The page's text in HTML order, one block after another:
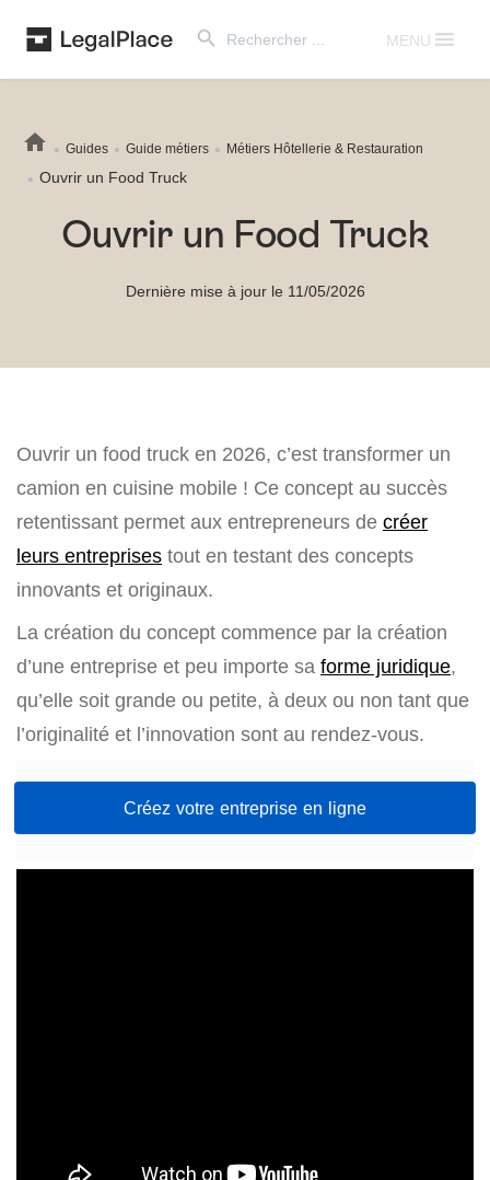
for:
MENU
Guides Guide métiers Métiers Hôtellerie & Restauration
Ouvrir un Food Truck
Ouvrir un Food Truck
Dernière mise à jour le 11/05/2026
Ouvrir un food truck en 2026, c’est transformer un
camion en cuisine mobile ! Ce concept au succès
retentissant permet aux entrepreneurs de créer
leurs entreprises tout en testant des concepts
innovants et originaux.
La création du concept commence par la création
d’une entreprise et peu importe sa forme juridique,
qu’elle soit grande ou petite, à deux ou non tant que
l’originalité et l’innovation sont au rendez-vous.
Créez votre entreprise en ligne